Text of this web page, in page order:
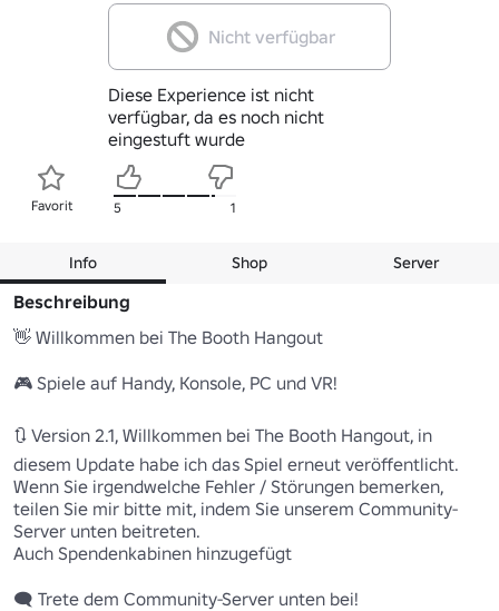
Nicht verfügbar
Diese Experience ist nicht
verfügbar, da es noch nicht
eingestuft wurde
Favorit 5 1
Info Shop Server
Beschreibung
👋 Willkommen bei The Booth Hangout
🎮 Spiele auf Handy, Konsole, PC und VR!
🔃 Version 2.1, Willkommen bei The Booth Hangout, in
diesem Update habe ich das Spiel erneut veröffentlicht.
Wenn Sie irgendwelche Fehler / Störungen bemerken,
teilen Sie mir bitte mit, indem Sie unserem Community-
Server unten beitreten.
Auch Spendenkabinen hinzugefügt
🗨️ Trete dem Community-Server unten bei!